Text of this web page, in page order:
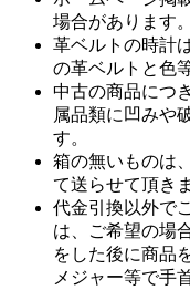
場合があります。
革ベルトの時計
の革ベルトと色
中古の商品につ
属品類に凹みや
す。
箱の無いものは
て送らせて頂き
代金引換以外で
は、ご希望の場
をした後に商品
メジャー等で手